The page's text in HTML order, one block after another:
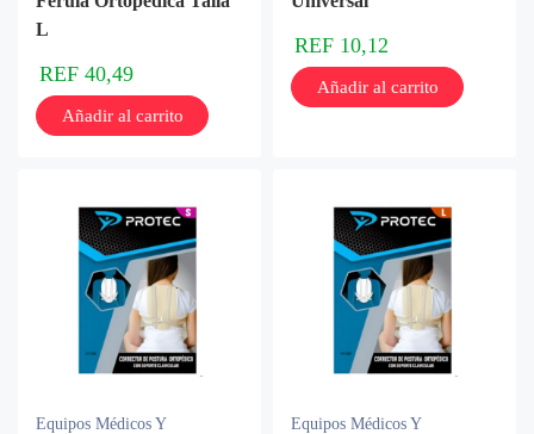
L
REF 40,49
Añadir al carrito
REF 10,12
Añadir al carrito
Equipos Médicos Y
Equipos Médicos Y